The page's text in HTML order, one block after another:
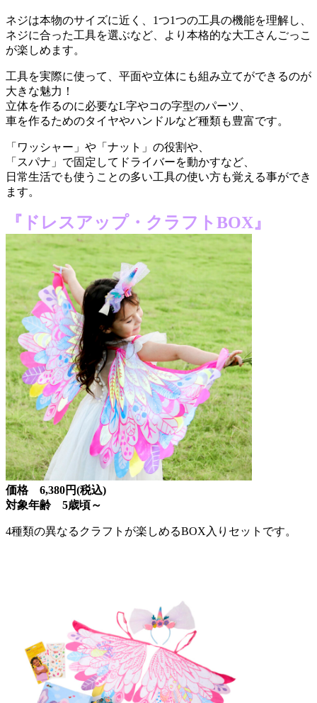
ネジは本物のサイズに近く、1つ1つの工具の機能を理解し、
ネジに合った工具を選ぶなど、より本格的な大工さんごっこ
が楽しめます。
工具を実際に使って、平面や立体にも組み立てができるのが
大きな魅力！
立体を作るのに必要なL字やコの字型のパーツ、
車を作るためのタイヤやハンドルなど種類も豊富です。
「ワッシャー」や「ナット」の役割や、
「スパナ」で固定してドライバーを動かすなど、
日常生活でも使うことの多い工具の使い方も覚える事ができ
ます。
『ドレスアップ・クラフトBOX』
価格 6,380円(税込)
対象年齢 5歳頃～
4種類の異なるクラフトが楽しめるBOX入りセットです。